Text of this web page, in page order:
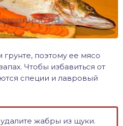
грунте, поэтому ее мясо
Чтобы избавиться от
специи и лавровый
жабры из щуки.